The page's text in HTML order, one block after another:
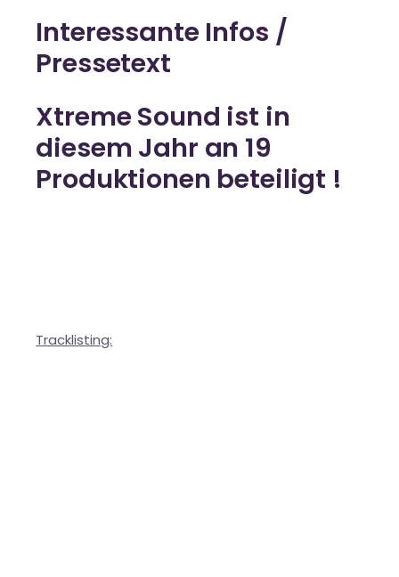
Interessante Infos /
Pressetext
Xtreme Sound ist in
diesem Jahr an 19
Produktionen beteiligt !
Tracklisting: